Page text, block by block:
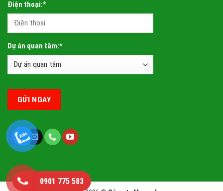
VINHOMES GLOBAL GATE HẠ LONG
Sự kiện Hải Vân Bay tại Hà Nội
Điện thoại:*
Dự án quan tâm:*
0901 775 583